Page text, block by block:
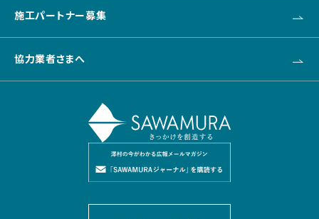
新卒採用
施工パートナー募集
協力業者さまへ